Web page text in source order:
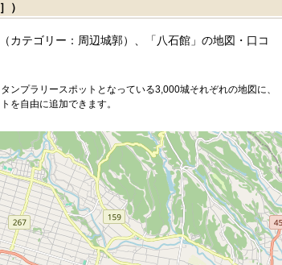
）
カテゴリー：周辺城郭）、「八石館」の地図・口コ
ンプラリースポットとなっている3,000城それぞれの地図に、
を自由に追加できます。